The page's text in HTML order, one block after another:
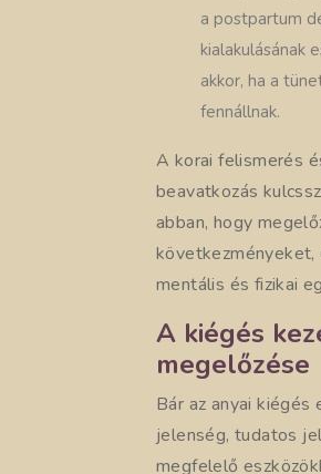
a postpartum
kialakulásának
akkor, ha a
fennállnak.
A korai felismerés
beavatkozás
abban, hogy
következményeket,
mentális és fizikai
A kiégés
megelőzése
Bár az anyai kiégés
jelenség, tudatos
megfelelő